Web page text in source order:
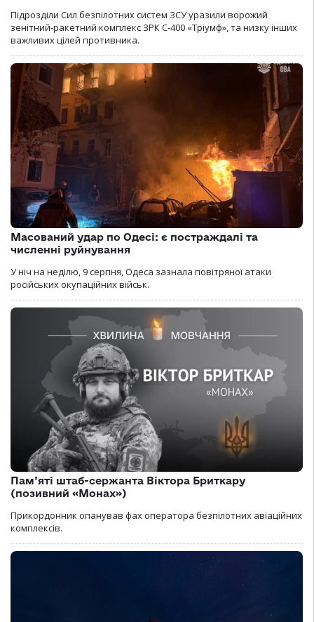
Підрозділи Сил безпілотних систем ЗСУ уразили ворожий
зенітний-ракетний комплекс ЗРК С-400 «Тріумф», та низку інших
важливих цілей противника.
Масований удар по Одесі: є постраждалі та
численні руйнування
У ніч на неділю, 9 серпня, Одеса зазнала повітряної атаки
російських окупаційних військ.
Пам’яті штаб-сержанта Віктора Бриткару
(позивний «Монах»)
Прикордонник опанував фах оператора безпілотних авіаційних
комплексів.